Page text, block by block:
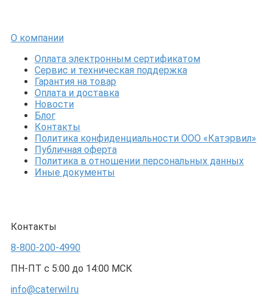
О компании
Оплата электронным сертификатом
Сервис и техническая поддержка
Гарантия на товар
Оплата и доставка
Новости
Блог
Контакты
Политика конфиденциальности ООО «Катэрвил»
Публичная оферта
Политика в отношении персональных данных
Иные документы
Контакты
8-800-200-4990
ПН-ПТ с 5:00 до 14:00 МСК
info@caterwil.ru